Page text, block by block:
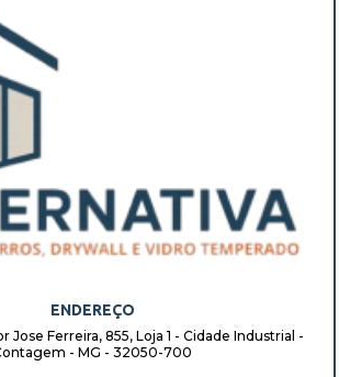
ENDEREÇO
Jose Ferreira, 855, Loja 1 - Cidade Industrial -
- MG - 32050-700